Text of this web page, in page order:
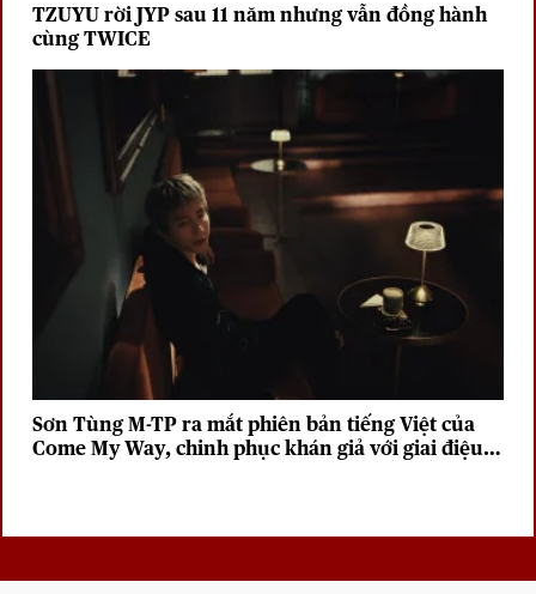
TZUYU rời JYP sau 11 năm nhưng vẫn đồng hành
cùng TWICE
Sơn Tùng M-TP ra mắt phiên bản tiếng Việt của
Come My Way, chinh phục khán giả với giai điệu